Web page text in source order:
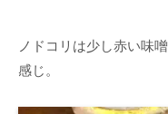
ノドコリは少し赤い味
感じ。